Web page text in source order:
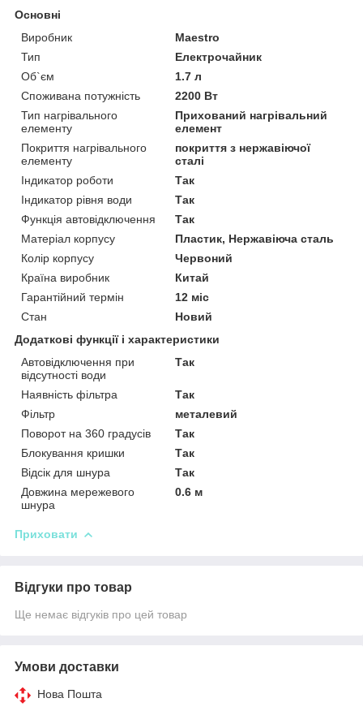
Основні
Виробник
Maestro
Тип
Електрочайник
Об`єм
1.7 л
Споживана потужність
2200 Вт
Тип нагрівального
елементу
Прихований нагрівальний
елемент
Покриття нагрівального
елементу
покриття з нержавіючої
сталі
Індикатор роботи
Так
Індикатор рівня води
Так
Функція автовідключення
Так
Матеріал корпусу
Пластик, Нержавіюча сталь
Колір корпусу
Червоний
Країна виробник
Китай
Гарантійний термін
12 міс
Стан
Новий
Додаткові функції і характеристики
Автовідключення при
відсутності води
Так
Наявність фільтра
Так
Фільтр
металевий
Поворот на 360 градусів
Так
Блокування кришки
Так
Відсік для шнура
Так
Довжина мережевого
шнура
0.6 м
Приховати
Відгуки про товар
Ще немає відгуків про цей товар
Умови доставки
Нова Пошта